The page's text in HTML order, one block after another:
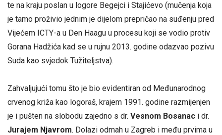
te na kraju poslan u logore Begejci i Stajićevo (mučenja koja
je tamo proživio jednim je dijelom prepričao na suđenju pred
Vijećem ICTY-a u Den Haagu u procesu koji se vodio protiv
Gorana Hadžića kad se u rujnu 2013. godine odazvao pozivu
Suda kao svjedok Tužiteljstva).
Zahvaljujući tomu što je bio evidentiran od Međunarodnog
crvenog križa kao logoraš, krajem 1991. godine razmijenjen
je i pušten na slobodu zajedno s dr. Vesnom Bosanac i dr.
Jurajem Njavrom. Dolazi odmah u Zagreb i među prvima u